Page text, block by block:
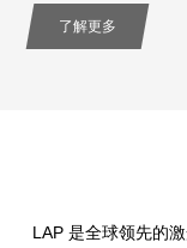
了解更多
LAP 是全球领先的